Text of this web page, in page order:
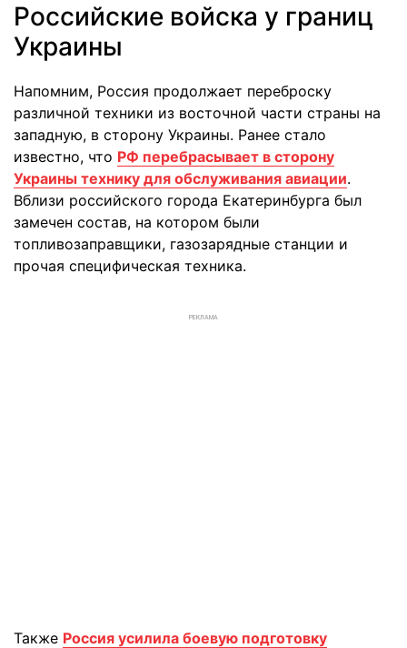
Российские войска у границ
Украины
Напомним, Россия продолжает переброску
различной техники из восточной части страны на
западную, в сторону Украины. Ранее стало
известно, что РФ перебрасывает в сторону
Украины технику для обслуживания авиации.
Вблизи российского города Екатеринбурга был
замечен состав, на котором были
топливозаправщики, газозарядные станции и
прочая специфическая техника.
РЕКЛАМА
Также Россия усилила боевую подготовку